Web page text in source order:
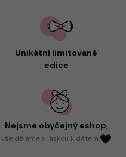
Unikátní limitované
edice
Nejsme obyčejný eshop,
vše děláme s láskou k dětem